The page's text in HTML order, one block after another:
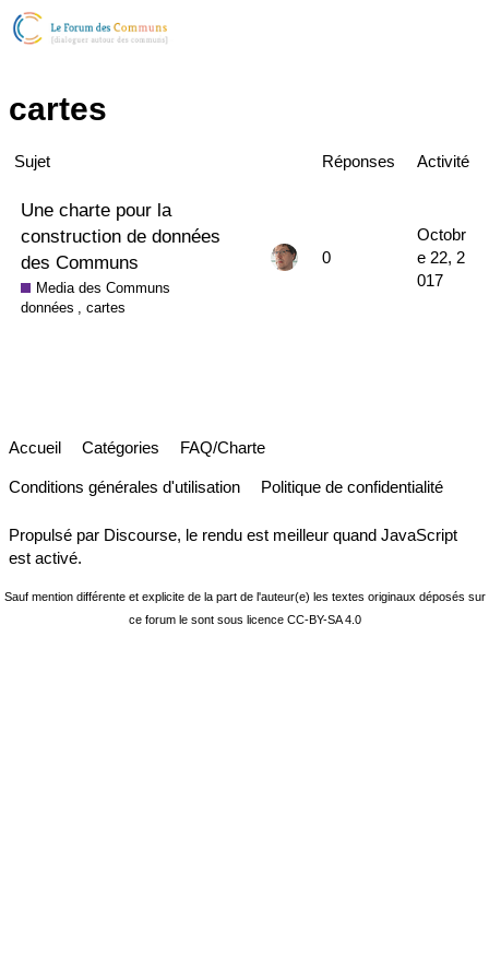
cartes
Sujet Réponses Activité
Une charte pour la
construction de données
des Communs
Media des Communs
données ,cartes
0
Octobr
e 22, 2
017
Accueil Catégories FAQ/Charte
Conditions générales d'utilisation Politique de confidentialité
Propulsé par Discourse, le rendu est meilleur quand JavaScript
est activé.
Sauf mention différente et explicite de la part de l'auteur(e) les textes originaux déposés sur
ce forum le sont sous licence CC-BY-SA 4.0